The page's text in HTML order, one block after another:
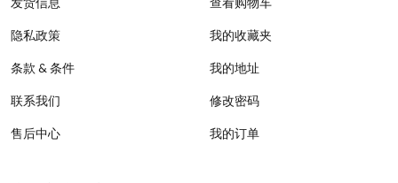
隐私政策
条款 & 条件
联系我们
售后中心
我的收藏夹
我的地址
修改密码
我的订单